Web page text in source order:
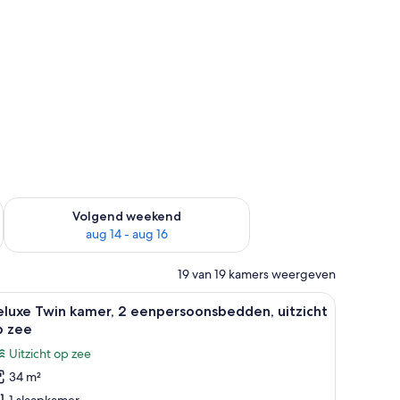
weekend aug 7 - aug 9
Volgend weekend
aug 14 - aug 16
De beschikbaarheid controleren voor volgend weekend aug
19 van 19 kamers weergeven
decoratief wandobject.
plafondventilator, kunstwerken aan de muur, een balkon met uitzicht en
Hotelkamer met twee bedden, een
6
Twin kamer, 2 eenpersoonsbedden, uitzicht
zee
Uitzicht op zee
34 m²